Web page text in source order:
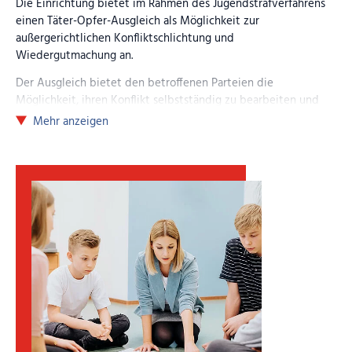
Die Einrichtung bietet im Rahmen des Jugendstrafverfahrens
einen Täter-Opfer-Ausgleich als Möglichkeit zur
außergerichtlichen Konfliktschlichtung und
Wiedergutmachung an.
Der Ausgleich bietet den betroffenen Parteien die
Möglichkeit, ihren Konflikt selbstständig zu bearbeiten und
gemeinsam eine zufriedenstellende Lösung zu finden.
Feindseligkeiten, Ängsten, Schuldgefühlen und Sachschäden
einher. Mit Unterstützung von unparteiischen Vermittlern
können in dem Täter-Opfer-Ausgleich Ursachen,
Hintergründe und Folgen der Tat besprochen und eine
Wiedergutmachung vereinbart werden.
Der Täter-Opfer-Ausgleich wird als eine faire Chance für
beide Seiten angesehen, die Teilnahme ist freiwillig und
kostenlos. Für weitere Informationen können Sie sich direkt
an die Einrichtung wenden.
Weiterführende Links zum Täter-Opfer-Ausgleich:
Mehr anzeigen